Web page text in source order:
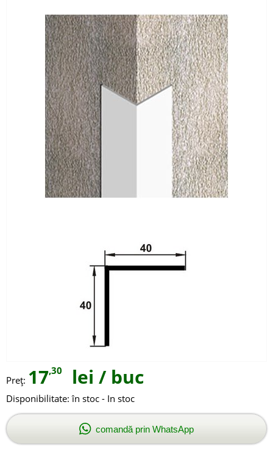
Preţ: 17,30 lei / buc
Disponibilitate: în stoc - In stoc
comandă prin WhatsApp